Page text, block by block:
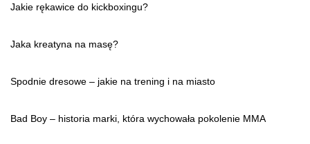
Jakie rękawice do kickboxingu?
Jaka kreatyna na masę?
Spodnie dresowe – jakie na trening i na miasto
Bad Boy – historia marki, która wychowała pokolenie MMA